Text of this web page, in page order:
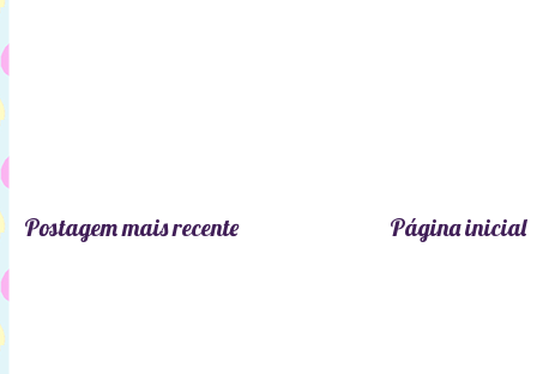
Postagem mais recente Página inicial